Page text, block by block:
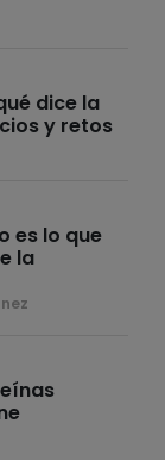
dice la
y retos
es lo que
la